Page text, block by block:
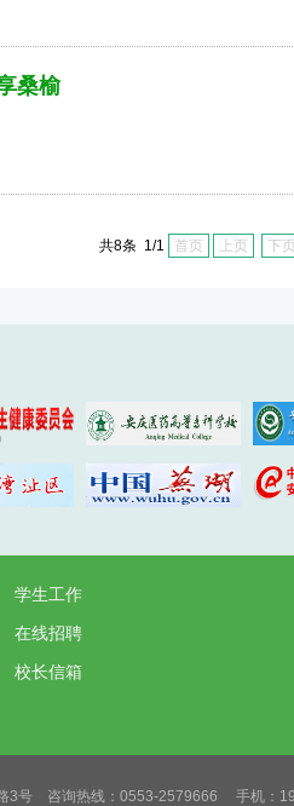
桑榆
共8条 1/1 首页 上页 下
学生工作
在线招聘
校长信箱
3号 咨询热线：0553-2579666 手机：